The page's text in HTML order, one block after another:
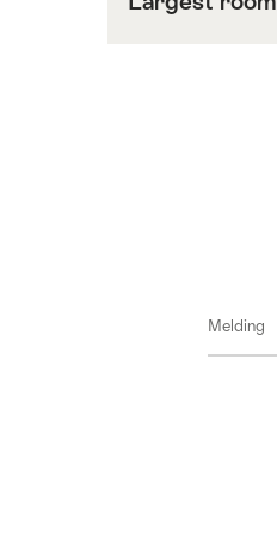
Inhoud
Melding